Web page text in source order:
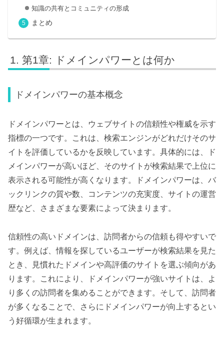
知識の共有とコミュニティの形成
まとめ
第1章: ドメインパワーとは何か
ドメインパワーの基本概念
ドメインパワーとは、ウェブサイトの信頼性や権威を示す
指標の一つです。これは、検索エンジンがどれだけそのサ
イトを評価しているかを反映しています。具体的には、ド
メインパワーが高いほど、そのサイトが検索結果で上位に
表示される可能性が高くなります。ドメインパワーは、バ
ックリンクの質や数、コンテンツの充実度、サイトの運営
歴など、さまざまな要素によって決まります。
信頼性の高いドメインは、訪問者からの信頼も得やすいで
す。例えば、情報を探しているユーザーが検索結果を見た
とき、見慣れたドメインや高評価のサイトを選ぶ傾向があ
ります。これにより、ドメインパワーが強いサイトは、よ
り多くの訪問者を集めることができます。そして、訪問者
が多くなることで、さらにドメインパワーが向上するとい
う好循環が生まれます。